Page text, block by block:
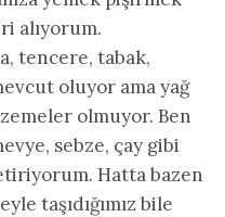
alıyorum.
tencere, tabak,
oluyor ama yağ
olmuyor. Ben
sebze, çay gibi
Hatta bazen
taşıdığımız bile